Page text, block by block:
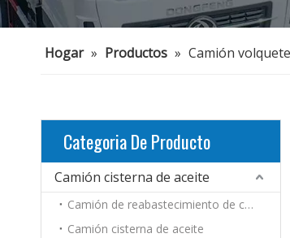
Hogar » Productos » Camión
Categoria De Producto
Camión cisterna de aceite
Camión de reabastecimiento de combustible-390
Camión cisterna de aceite